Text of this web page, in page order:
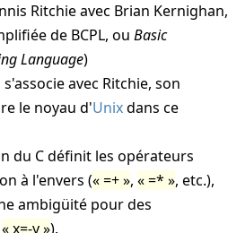
Ritchieavec Brian Kernighan,
de BCPL, ou Basic
Language)
s'associe avec Ritchie, son
le noyau d'Unixdans ce
du C définit les opérateurs
à l'envers ( =+ , =*
, etc.),
ambigüité pour des
x=-y ).